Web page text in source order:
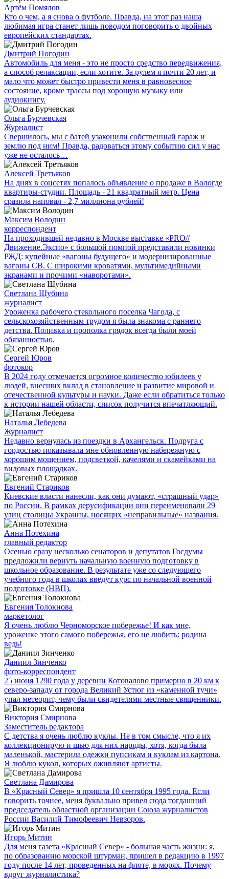
Артём Помялов
Кто о чем, а я снова о футболе. Правда, на этот раз наша
любимая игра станет лишь поводом поговорить о двойных
европейских стандартах.
Дмитрий Погодин
Автомобиль для меня - это не просто средство передвижения,
а способ релаксации, если хотите. За рулем я почти 20 лет, и
мало что может быстро привести меня в равновесное
состояние, кроме трассы под хорошую музыку или
аудиокнигу.
Ольга Бурчевская
Журналист
Свершилось, мы с батей узаконили собственный гараж и
землю под ним! Правда, радоваться этому событию сил у нас
уже не осталось…
Алексей Третьяков
На днях в соцсетях попалось объявление о продаже в Вологде
квартиры-студии. Площадь - 21 квадратный метр. Цена
сразила наповал - 2,7 миллиона рублей!
Максим Володин
корреспондент
На проходившей недавно в Мос­кве выставке «PRO//
Движение.Экспо» с большой помпой представили новинки
РЖД: купейные «вагоны будущего» и модернизированные
вагоны СВ. С широкими кроватями, мультимедийными
экранами и прочими «наворотами».
Светлана Шубина
журналист
Уроженка рабочего стекольного поселка Чагода, с
сельскохозяйственным трудом я была знакома с раннего
детства. Поливка и прополка грядок всегда были моей
обязанностью.
Сергей Юров
фотокор
В 2024 году отмечается огромное количество юбилеев у
людей, внесших вклад в становление и развитие мировой и
отечественной культуры и науки. Даже если обратиться только
к истории нашей области, список получится впечатляющий.
Наталья Лебедева
Журналист
Недавно вернулась из поездки в Архангельск. Подруга с
гордостью показывала мне обновленную набережную с
хорошим мощением, подсветкой, качелями и скамейками на
видовых площадках.
Евгений Стариков
Киевские власти нанесли, как они думают, «страшный удар»
по России. В рамках дерусификации они переименовали 29
улиц столицы Украины, носящих «неправильные» названия.
Анна Потехина
главный редактор
Осенью сразу несколько сенаторов и депутатов Госдумы
предложили вернуть начальную военную подготовку в
школьное образование. В результате уже со следующего
учебного года в школах введут курс по начальной военной
подготовке (НВП).
Евгения Толокнова
маркетолог
Я очень люблю Черноморское побережье! И как мне,
уроженке этого самого побережья, его не любить: родина
ведь!
Даниил Зинченко
фото-корреспондент
25 июня 1290 года у деревни Котовалово примерно в 20 км к
северо-западу от города Великий Устюг из «каменной тучи»
упал метеорит, чему были свидетелями местные священники.
Виктория Смирнова
Заместитель редактора
С детства я очень люблю куклы. Не в том смысле, что я их
коллекционирую и шью для них наряды, хотя, когда была
маленькой, мастерила одежки пупсикам и куклам из картона.
Я люблю кукол, которых оживляют артисты.
Светлана Дамирова
В «Красный Север» я пришла 10 сентября 1995 года. Если
говорить точнее, меня буквально привел сюда тогдашний
председатель областной организации Союза журналистов
России Василий Тимофеевич Невзоров.
Игорь Митин
Для меня газета «Красный Север» - большая часть жизни: я,
по образованию морской штурман, пришел в редакцию в 1997
году после 14 лет, проведенных на флоте, в морях. Почему
вдруг журналистика?